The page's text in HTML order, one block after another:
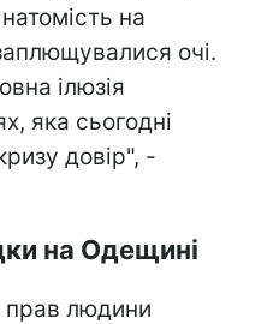
на
очі.
ілюзія
яка сьогодні
довір", -
на Одещині
людини